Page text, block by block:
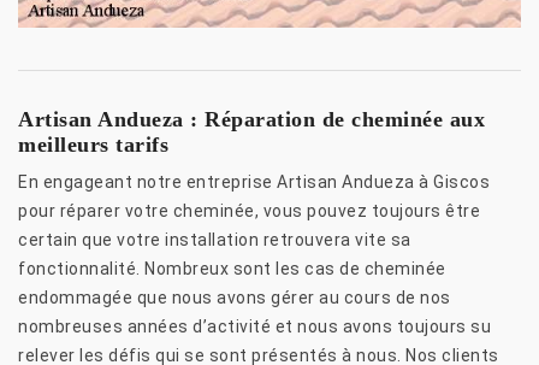
Artisan Andueza : Réparation de cheminée aux
meilleurs tarifs
En engageant notre entreprise Artisan Andueza à Giscos
pour réparer votre cheminée, vous pouvez toujours être
certain que votre installation retrouvera vite sa
fonctionnalité. Nombreux sont les cas de cheminée
endommagée que nous avons gérer au cours de nos
nombreuses années d’activité et nous avons toujours su
relever les défis qui se sont présentés à nous. Nos clients